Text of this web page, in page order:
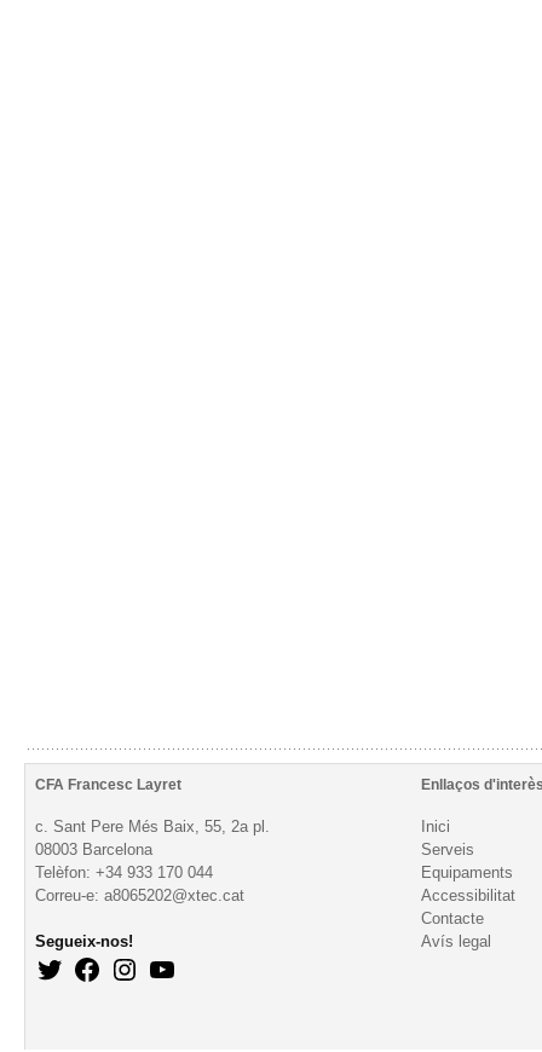
CFA Francesc Layret Enllaços
c. Sant Pere Més Baix, 55, 2a pl.
08003 Barcelona
Telèfon: +34 933 170 044
Correu-e: a8065202@xtec.cat
Segueix-nos!
Inici
Serveis
Equipaments
Accessibilitat
Contacte
Avís legal